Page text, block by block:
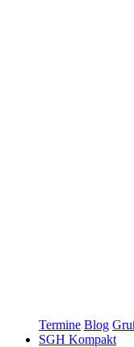
Termine Blog
SGH Kompakt